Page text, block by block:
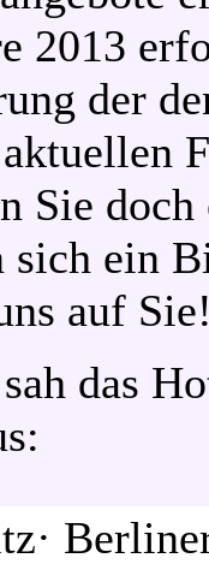
2013
der
Sie
sich ein
auf
das